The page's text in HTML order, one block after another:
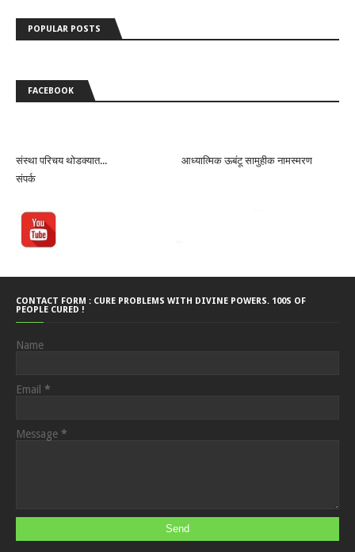
POPULAR POSTS
FACEBOOK
संस्था परिचय थोडक्यात...
आध्यात्मिक ऊबंटू सामुहीक नामस्मरण
संपर्क
CONTACT FORM : CURE PROBLEMS WITH DIVINE POWERS. 100S OF
PEOPLE CURED !
Name
Email *
Message *